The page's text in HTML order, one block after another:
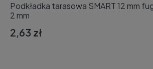
Podkładka tarasowa SMART 12 mm
2 mm
2,63 zł